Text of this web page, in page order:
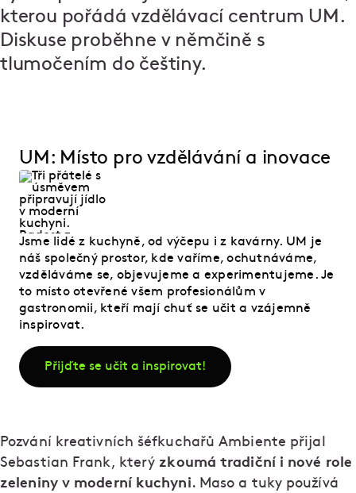
kterou pořádá vzdělávací centrum UM.
Diskuse proběhne v němčině s
tlumočením do češtiny.
UM: Místo pro vzdělávání a inovace
Jsme lidé z kuchyně, od výčepu i z kavárny. UM je
náš společný prostor, kde vaříme, ochutnáváme,
vzděláváme se, objevujeme a experimentujeme. Je
to místo otevřené všem profesionálům v
gastronomii, kteří mají chuť se učit a vzájemně
inspirovat.
Přijďte se učit a inspirovat!
Pozvání kreativních šéfkuchařů Ambiente přijal
Sebastian Frank, který zkoumá tradiční i nové role
zeleniny v moderní kuchyni. Maso a tuky používá